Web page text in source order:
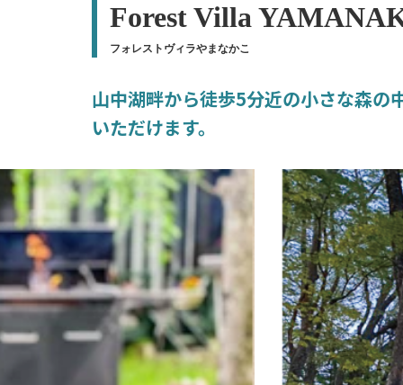
Forest Villa
フォレストヴィラやまなかこ
山中湖畔から徒歩5分近の小さな森の
いただけます。